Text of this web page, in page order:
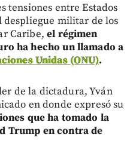
tensiones entre Estados
despliegue militar de los
Caribe,el régimen
ha hecho un llamado a
Unidas (ONU).
de la dictadura, Yván
en donde expresó su
que ha tomado la
Trump en contra de